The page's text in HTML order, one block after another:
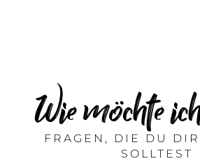
Wie möchte
FRAGEN, DIE DU DIR
SOLLTEST